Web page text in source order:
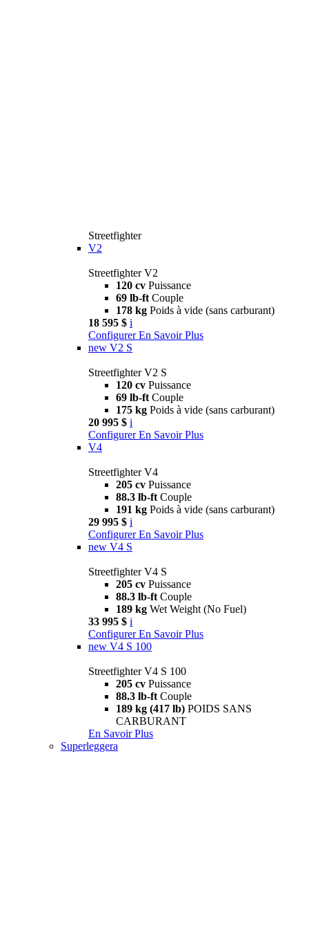
Streetfighter
V2
Streetfighter V2
120 cv Puissance
69 lb-ft Couple
178 kg Poids à vide (sans carburant)
18 595 $ i
Configurer En Savoir Plus
new V2 S
Streetfighter V2 S
120 cv Puissance
69 lb-ft Couple
175 kg Poids à vide (sans carburant)
20 995 $ i
Configurer En Savoir Plus
V4
Streetfighter V4
205 cv Puissance
88.3 lb-ft Couple
191 kg Poids à vide (sans carburant)
29 995 $ i
Configurer En Savoir Plus
new V4 S
Streetfighter V4 S
205 cv Puissance
88.3 lb-ft Couple
189 kg Wet Weight (No Fuel)
33 995 $ i
Configurer En Savoir Plus
new V4 S 100
Streetfighter V4 S 100
205 cv Puissance
88.3 lb-ft Couple
189 kg (417 lb) POIDS SANS
CARBURANT
En Savoir Plus
Superleggera